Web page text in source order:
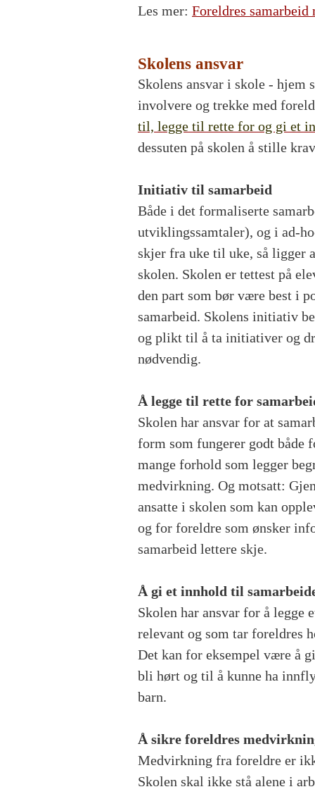
Les mer: Foreldres samarbeid
Skolens ansvar
Skolens ansvar i skole - hjem
involvere og trekke med
til, legge til rette for og gi et
dessuten på skolen å stille
Initiativ til samarbeid
Både i det formaliserte
utviklingssamtaler), og i ad-
skjer fra uke til uke, så ligger
skolen. Skolen er tettest på
den part som bør være best i
samarbeid. Skolens initiativ
og plikt til å ta initiativer og
nødvendig.
Å legge til rette for
Skolen har ansvar for at
form som fungerer godt både
mange forhold som legger
medvirkning. Og motsatt:
ansatte i skolen som kan
og for foreldre som ønsker
samarbeid lettere skje.
Å gi et innhold til
Skolen har ansvar for å legge
relevant og som tar foreldres
Det kan for eksempel være å
bli hørt og til å kunne ha
barn.
Å sikre foreldres
Medvirkning fra foreldre er
Skolen skal ikke stå alene i